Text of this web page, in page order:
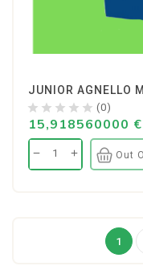
JUNIOR AGNELLO
(0)
15,918560000 €
Out
1